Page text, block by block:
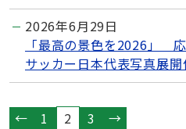
2026年6月29日
「最高の景色を2026」
サッカー日本代表写真展開
← 1 2 3 →